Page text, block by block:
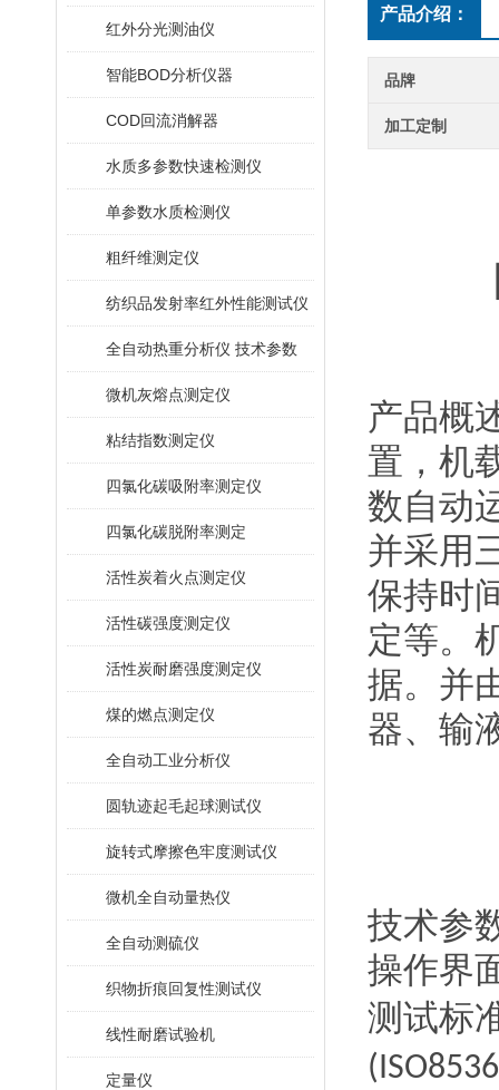
红外分光测油仪
智能BOD分析仪器
COD回流消解器
水质多参数快速检测仪
单参数水质检测仪
粗纤维测定仪
纺织品发射率红外性能测试仪
全自动热重分析仪 技术参数
微机灰熔点测定仪
粘结指数测定仪
四氯化碳吸附率测定仪
四氯化碳脱附率测定
活性炭着火点测定仪
活性碳强度测定仪
活性炭耐磨强度测定仪
煤的燃点测定仪
全自动工业分析仪
圆轨迹起毛起球测试仪
旋转式摩擦色牢度测试仪
微机全自动量热仪
全自动测硫仪
织物折痕回复性测试仪
线性耐磨试验机
定量仪
产品介绍：
品牌
加工定制
产品概
置，机
数自动
并采用
保持时
定等。
据。并
器、输
技术参
操作界
测试标